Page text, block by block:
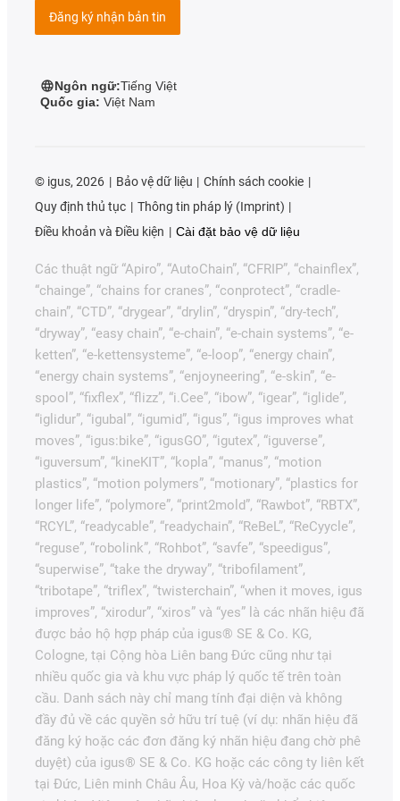
Đăng ký nhận bản tin
Ngôn ngữ:Tiếng Việt
Quốc gia: Việt Nam
© igus, 2026 Bảo vệ dữ liệu
Chính sách cookie
Quy định thủ tục
Thông tin pháp lý (Imprint)
Điều khoản và Điều kiện
Cài đặt bảo vệ dữ liệu
Các thuật ngữ “Apiro”, “AutoChain”, “CFRIP”, “chainflex”,
“chainge”, “chains for cranes”, “conprotect”, “cradle-
chain”, “CTD”, “drygear”, “drylin”, “dryspin”, “dry-tech”,
“dryway”, “easy chain”, “e-chain”, “e-chain systems”, “e-
ketten”, “e-kettensysteme”, “e-loop”, “energy chain”,
“energy chain systems”, “enjoyneering”, “e-skin”, “e-
spool”, “fixflex”, “flizz”, “i.Cee”, “ibow”, “igear”, “iglide”,
“iglidur”, “igubal”, “igumid”, “igus”, “igus improves what
moves”, “igus:bike”, “igusGO”, “igutex”, “iguverse”,
“iguversum”, “kineKIT”, “kopla”, “manus”, “motion
plastics”, “motion polymers”, “motionary”, “plastics for
longer life”, “polymore”, “print2mold”, “Rawbot”, “RBTX”,
“RCYL”, “readycable”, “readychain”, “ReBeL”, “ReCyycle”,
“reguse”, “robolink”, “Rohbot”, “savfe”, “speedigus”,
“superwise”, “take the dryway”, “tribofilament”,
“tribotape”, “triflex”, “twisterchain”, “when it moves, igus
improves”, “xirodur”, “xiros” và “yes” là các nhãn hiệu đã
được bảo hộ hợp pháp của igus® SE & Co. KG,
Cologne, tại Cộng hòa Liên bang Đức cũng như tại
nhiều quốc gia và khu vực pháp lý quốc tế trên toàn
cầu. Danh sách này chỉ mang tính đại diện và không
đầy đủ về các quyền sở hữu trí tuệ (ví dụ: nhãn hiệu đã
đăng ký hoặc các đơn đăng ký nhãn hiệu đang chờ phê
duyệt) của igus® SE & Co. KG hoặc các công ty liên kết
tại Đức, Liên minh Châu Âu, Hoa Kỳ và/hoặc các quốc